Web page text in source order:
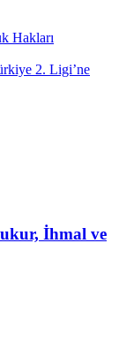
Hakları
2. Ligi’ne
İhmal ve